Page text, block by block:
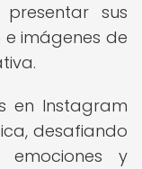
sus
imágenes de
en Instagram
desafiando
y